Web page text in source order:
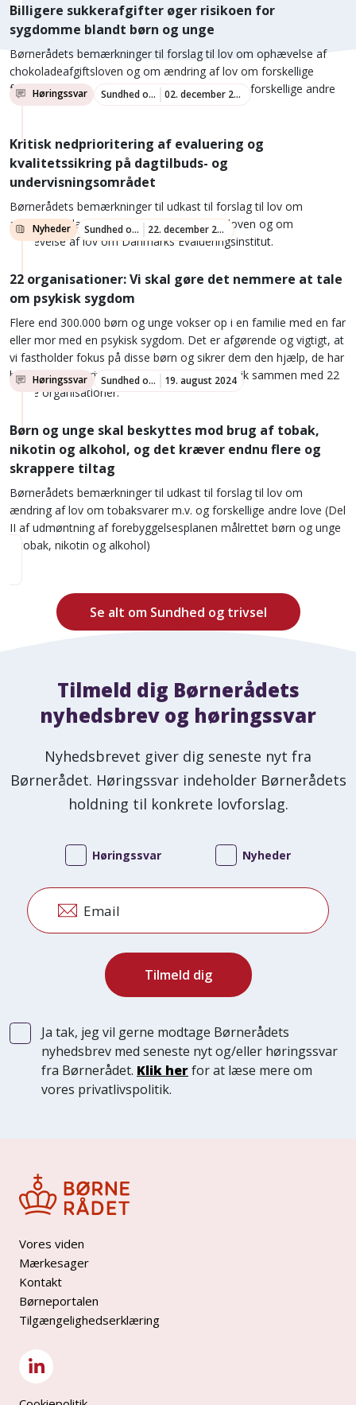
Billigere sukkerafgifter øger risikoen for
sygdomme blandt børn og unge
Børnerådets bemærkninger til forslag til lov om ophævelse af
chokoladeafgiftsloven og om ændring af lov om forskellige
forbrugsafgifter, momsloven, ligningsloven og forskellige andre
Høringssvar Sundhed og trivsel 02. december 2025
Kritisk nedprioritering af evaluering og
kvalitetssikring på dagtilbuds- og
undervisningsområdet
Børnerådets bemærkninger til udkast til forslag til lov om
ændring af dagtilbudsloven og udlændingeloven og om
ophævelse af lov om Danmarks Evalueringsinstitut.
Nyheder Sundhed og trivsel 22. december 2024
22 organisationer: Vi skal gøre det nemmere at tale
om psykisk sygdom
Flere end 300.000 børn og unge vokser op i en familie med en far
eller mor med en psykisk sygdom. Det er afgørende og vigtigt, at
vi fastholder fokus på disse børn og sikrer dem den hjælp, de har
brug for. Det skriver Børnerådet i denne kronik sammen med 22
andre organisationer.
Høringssvar Sundhed og trivsel 19. august 2024
Børn og unge skal beskyttes mod brug af tobak,
nikotin og alkohol, og det kræver endnu flere og
skrappere tiltag
Børnerådets bemærkninger til udkast til forslag til lov om
ændring af lov om tobaksvarer m.v. og forskellige andre love (Del
II af udmøntning af forebyggelsesplanen målrettet børn og unge
– tobak, nikotin og alkohol)
Se alt om Sundhed og trivsel
Tilmeld dig Børnerådets
nyhedsbrev og høringssvar
Nyhedsbrevet giver dig seneste nyt fra
Børnerådet. Høringssvar indeholder Børnerådets
holdning til konkrete lovforslag.
Email
Høringssvar Nyheder
Ja tak, jeg vil gerne modtage Børnerådets
nyhedsbrev med seneste nyt og/eller høringssvar
fra Børnerådet. Klik herfor at læse mere om
vores privatlivspolitik.
Vores viden
Mærkesager
Kontakt
Børneportalen
Tilgængelighedserklæring